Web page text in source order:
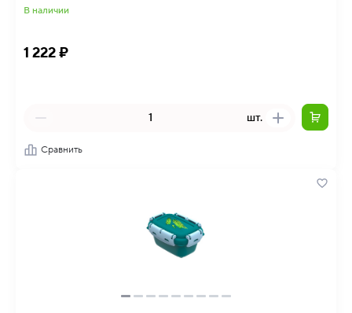
В наличии
1 222 ₽
шт.
Сравнить